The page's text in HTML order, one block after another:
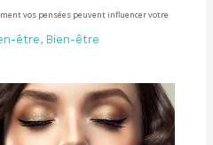
vos pensées peuvent influencer votre
être, Bien-être